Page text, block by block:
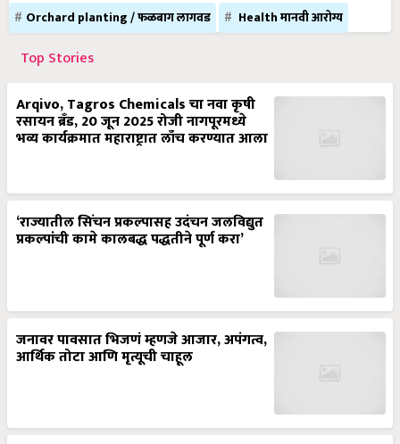
Orchard planting / फळबाग लागवड
Health मानवी आरोग्य
Top Stories
Arqivo, Tagros Chemicals चा नवा कृषी
रसायन ब्रँड, 20 जून 2025 रोजी नागपूरमध्ये
भव्य कार्यक्रमात महाराष्ट्रात लाँच करण्यात आला
‘राज्यातील सिंचन प्रकल्पासह उदंचन जलविद्युत
प्रकल्पांची कामे कालबद्ध पद्धतीने पूर्ण करा’
जनावर पावसात भिजणं म्हणजे आजार, अपंगत्व,
आर्थिक तोटा आणि मृत्यूची चाहूल